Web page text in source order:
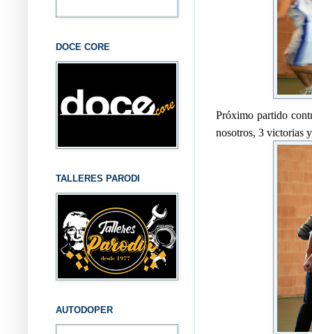
Próximo partido
nosotros, 3 victorias
DOCE CORE
TALLERES PARODI
AUTODOPER